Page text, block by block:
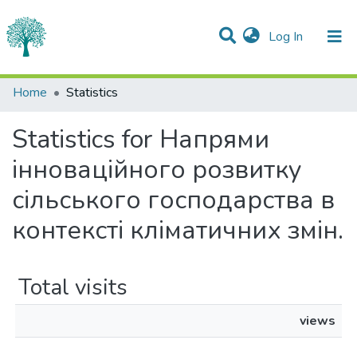
Log In (current)
Communities & Collections
Home Statistics
Statistics for Напрями
інноваційного розвитку
сільського господарства в
контексті кліматичних змін.
Total visits
views